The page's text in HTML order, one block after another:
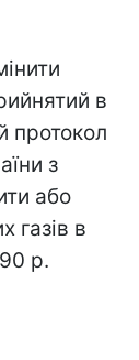
в
протокол
з
або
газів в
р.